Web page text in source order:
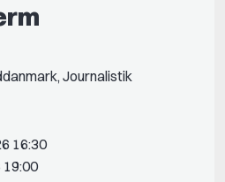
,Journalistik
16:30
19:00